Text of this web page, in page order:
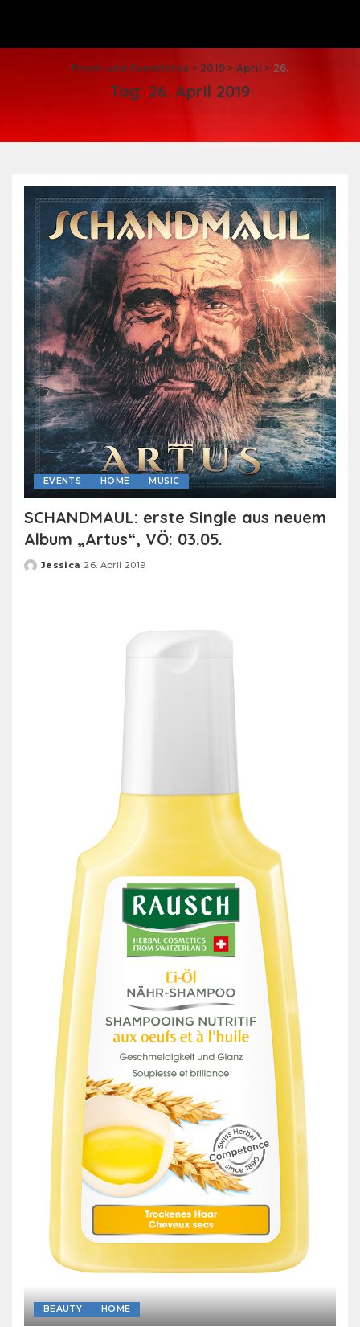
Promi und Eventfotos > 2019 > April > 26.
Tag: 26. April 2019
EVENTS HOME MUSIC
SCHANDMAUL: erste Single aus neuem
Album „Artus“, VÖ: 03.05.
Posted
Jessica 26. April 2019
BEAUTY HOME